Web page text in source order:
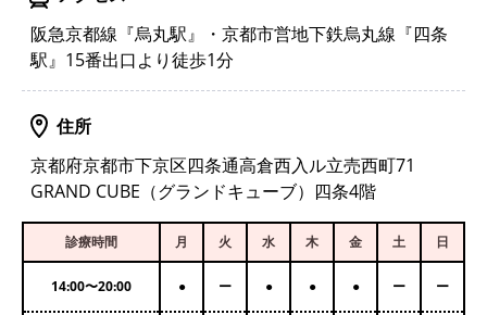
阪急京都線『烏丸駅』・京都市営地下鉄烏丸線『四条
駅』15番出口より徒歩1分
住所
京都府京都市下京区四条通高倉西入ル立売西町71
GRAND CUBE（グランドキューブ）四条4階
診療時間 月 火 水 木 金 土 日
14:00〜20:00 ● ー ● ● ● ー ー